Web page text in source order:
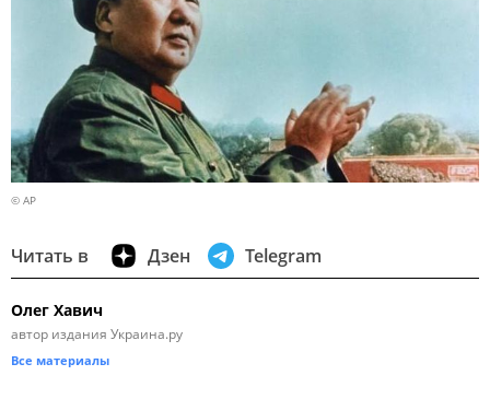
© AP
Читать в Дзен Telegram
Олег Хавич
автор издания Украина.ру
Все материалы